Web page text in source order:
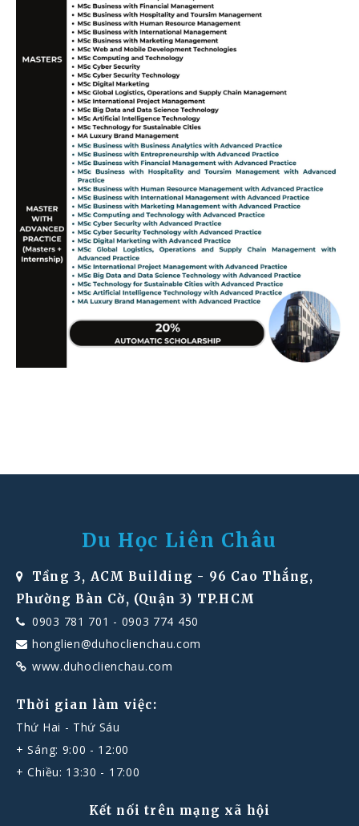
Du Học Liên Châu
Tầng 3, ACM Building - 96 Cao Thắng,
Phường Bàn Cờ, (Quận 3) TP.HCM
0903 781 701 - 0903 774 450
honglien@duhoclienchau.com
www.duhoclienchau.com
Thời gian làm việc:
Thứ Hai - Thứ Sáu
+ Sáng: 9:00 - 12:00
+ Chiều: 13:30 - 17:00
Kết nối trên mạng xã hội